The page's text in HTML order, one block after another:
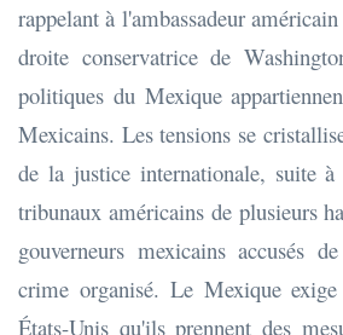
rappelant à l'ambassadeur
droite conservatrice de
politiques du Mexique
Mexicains. Les tensions se
de la justice internationale, suite
tribunaux américains de plusieurs
gouverneurs mexicains accusés
crime organisé. Le Mexique
États-Unis qu'ils prennent des